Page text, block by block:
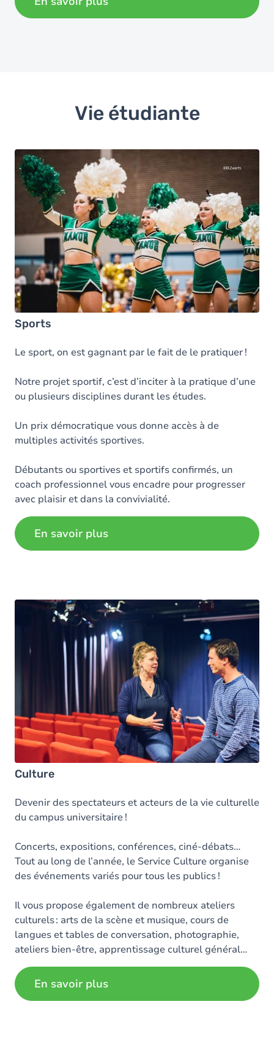
Vie étudiante
Sports
Le sport, on est gagnant par le fait de le pratiquer !
Notre projet sportif, c’est d’inciter à la pratique d’une
ou plusieurs disciplines durant les études.
Un prix démocratique vous donne accès à de
multiples activités sportives.
Débutants ou sportives et sportifs confirmés, un
coach professionnel vous encadre pour progresser
avec plaisir et dans la convivialité.
En savoir plus
Culture
Devenir des spectateurs et acteurs de la vie culturelle
du campus universitaire !
Concerts, expositions, conférences, ciné-débats…
Tout au long de l’année, le Service Culture organise
des événements variés pour tous les publics !
Il vous propose également de nombreux ateliers
culturels : arts de la scène et musique, cours de
langues et tables de conversation, photographie,
ateliers bien-être, apprentissage culturel général…
En savoir plus